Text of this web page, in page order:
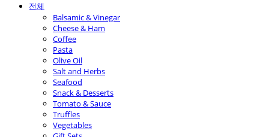
전체
Balsamic & Vinegar
Cheese & Ham
Coffee
Pasta
Olive Oil
Salt and Herbs
Seafood
Snack & Desserts
Tomato & Sauce
Truffles
Vegetables